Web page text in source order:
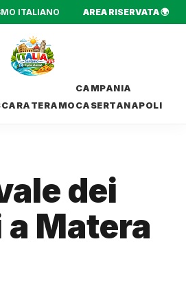
ITALIANO AREA RISERVATA 🌍
TERAMO
CAMPANIA
CASERTANAPOLI
dei
Matera